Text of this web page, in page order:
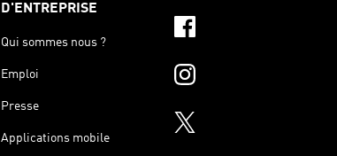
D'ENTREPRISE
Qui sommes nous ?
Emploi
Presse
Applications mobile